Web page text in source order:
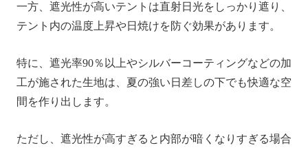
一方、遮光性が高いテントは直射日光をしっかり遮り、
テント内の温度上昇や日焼けを防ぐ効果があります。
特に、遮光率90％以上やシルバーコーティングなどの加
工が施された生地は、夏の強い日差しの下でも快適な空
間を作り出します。
ただし、遮光性が高すぎると内部が暗くなりすぎる場合